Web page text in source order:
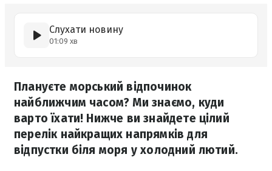
Слухати новину
01:09 хв
Плануєте морський відпочинок
найближчим часом? Ми знаємо, куди
варто їхати! Нижче ви знайдете цілий
перелік найкращих напрямків для
відпустки біля моря у холодний лютий.